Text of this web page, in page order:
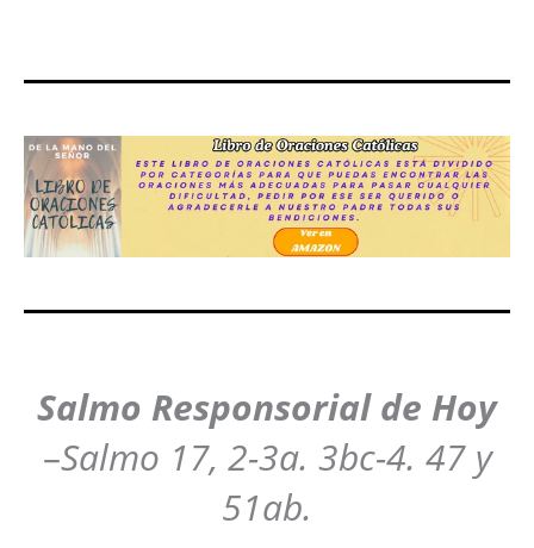
Salmo Responsorial de Hoy
–Salmo 17, 2-3a. 3bc-4. 47 y
51ab.